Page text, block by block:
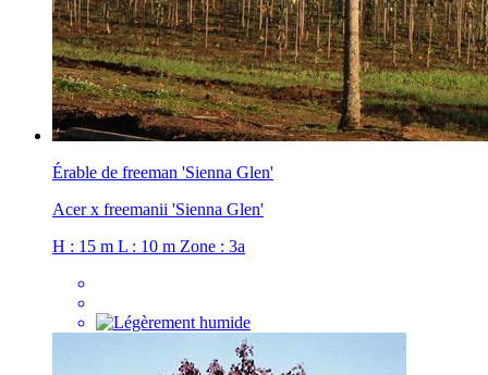
Érable de freeman 'Sienna Glen'
Acer x freemanii 'Sienna Glen'
H : 15 m L : 10 m Zone : 3a